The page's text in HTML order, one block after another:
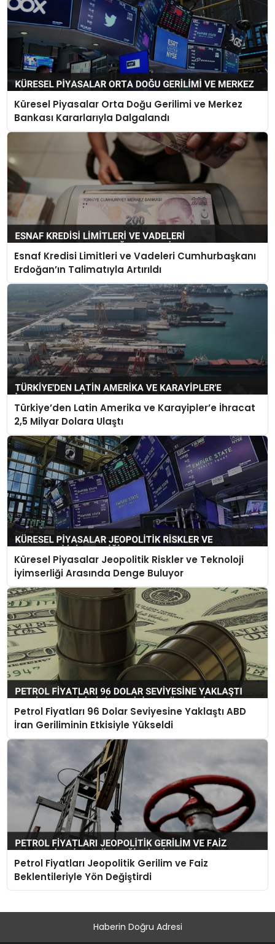
Küresel Piyasalar Orta Doğu Gerilimi ve Merkez
Bankası Kararlarıyla Dalgalandı
Esnaf Kredisi Limitleri ve Vadeleri Cumhurbaşkanı
Erdoğan’ın Talimatıyla Artırıldı
Türkiye’den Latin Amerika ve Karayipler’e İhracat
2,5 Milyar Dolara Ulaştı
Küresel Piyasalar Jeopolitik Riskler ve Teknoloji
İyimserliği Arasında Denge Buluyor
Petrol Fiyatları 96 Dolar Seviyesine Yaklaştı ABD
İran Geriliminin Etkisiyle Yükseldi
Petrol Fiyatları Jeopolitik Gerilim ve Faiz
Beklentileriyle Yön Değiştirdi
Haberin Doğru Adresi